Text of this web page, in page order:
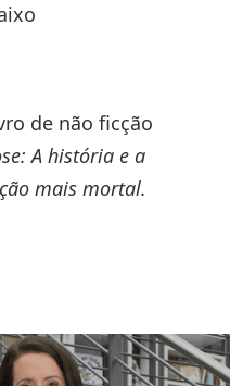
de não ficção
A história e a
mais mortal.